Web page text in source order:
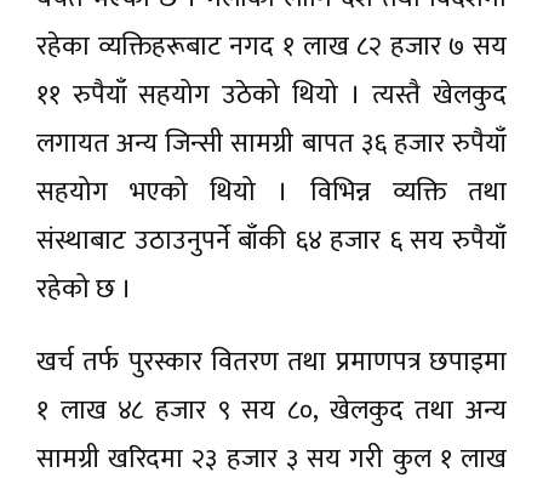
रहेका व्यक्तिहरूबाट नगद १ लाख ८२ हजार ७ सय
११ रुपैयाँ सहयोग उठेको थियो । त्यस्तै खेलकुद
लगायत अन्य जिन्सी सामग्री बापत ३६ हजार रुपैयाँ
सहयोग भएको थियो । विभिन्न व्यक्ति तथा
संस्थाबाट उठाउनुपर्ने बाँकी ६४ हजार ६ सय रुपैयाँ
रहेको छ ।
खर्च तर्फ पुरस्कार वितरण तथा प्रमाणपत्र छपाइमा
१ लाख ४८ हजार ९ सय ८०, खेलकुद तथा अन्य
सामग्री खरिदमा २३ हजार ३ सय गरी कुल १ लाख